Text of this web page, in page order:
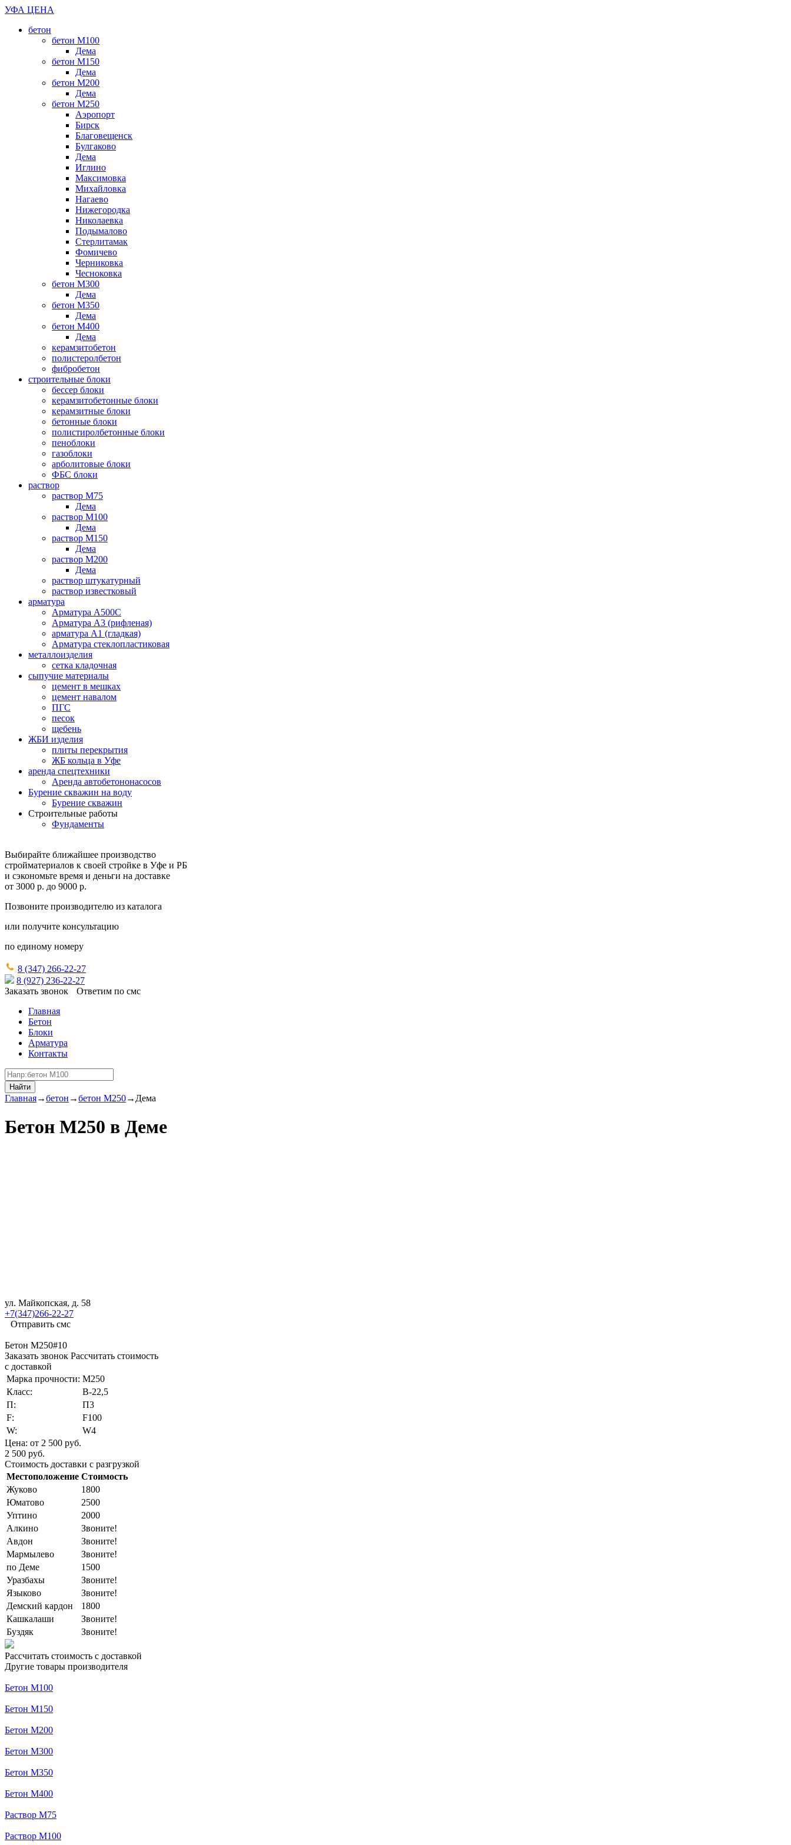
УФА ЦЕНА
бетон
бетон М100
Дема
бетон М150
Дема
бетон М200
Дема
бетон М250
Аэропорт
Бирск
Благовещенск
Булгаково
Дема
Иглино
Максимовка
Михайловка
Нагаево
Нижегородка
Николаевка
Подымалово
Стерлитамак
Фомичево
Черниковка
Чесноковка
бетон М300
Дема
бетон М350
Дема
бетон М400
Дема
керамзитобетон
полистеролбетон
фибробетон
строительные блоки
бессер блоки
керамзитобетонные блоки
керамзитные блоки
бетонные блоки
полистиролбетонные блоки
пеноблоки
газоблоки
арболитовые блоки
ФБС блоки
раствор
раствор М75
Дема
раствор М100
Дема
раствор М150
Дема
раствор М200
Дема
раствор штукатурный
раствор известковый
арматура
Aрматура A500C
Арматура А3 (рифленая)
арматура А1 (гладкая)
Арматура стеклопластиковая
металлоизделия
cетка кладочная
сыпучие материалы
цемент в мешках
цемент навалом
ПГС
песок
щебень
ЖБИ изделия
плиты перекрытия
ЖБ кольца в Уфе
аренда спецтехники
Аренда автобетононасосов
Бурение скважин на воду
Бурение скважин
Строительные работы
Фундаменты
Выбирайте ближайшее производство
стройматериалов к своей стройке в Уфе и РБ
и сэкономьте время и деньги на доставке
от 3000 р. до 9000 р.
Позвоните производителю из каталога
или получите консультацию
по единому номеру
8 (347) 266‑22‑27
8 (927) 236‑22‑27
Заказать звонок
Ответим по смс
Главная
Бетон
Блоки
Арматура
Контакты
Найти
Главная→бетон →бетон М250→ Дема
Бетон М250 в Деме
ул. Майкопская, д. 58
+7(347)266-22-27
Отправить смс
Бетон М250#10
Заказать звонок Рассчитать стоимость
с доставкой
Марка прочности: М250
Класс:
В-22,5
П:
П3
F:
F100
W:
W4
Цена: от 2 500 руб.
2 500 руб.
Стоимость доставки с разгрузкой
Местоположение Стоимость
Жуково
1800
Юматово
2500
Уптино
2000
Алкино
Звоните!
Авдон
Звоните!
Мармылево
Звоните!
по Деме
1500
Уразбахы
Звоните!
Языково
Звоните!
Демский кардон
1800
Кашкалаши
Звоните!
Буздяк
Звоните!
Рассчитать стоимость с доставкой
Другие товары производителя
Бетон М100
Бетон М150
Бетон М200
Бетон М300
Бетон М350
Бетон М400
Раствор М75
Раствор М100